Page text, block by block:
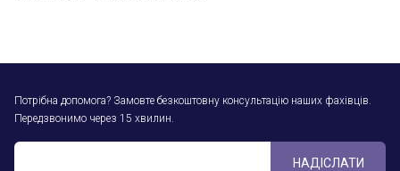
Потрібна допомога? Замовте безкоштовну консультацію наших фахівців.
Передзвонимо через 15 хвилин.
НАДІСЛАТИ